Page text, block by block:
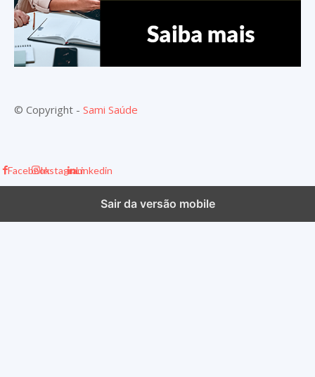
© Copyright - Sami Saúde
FacebookInstagramLinkedin
Sair da versão mobile